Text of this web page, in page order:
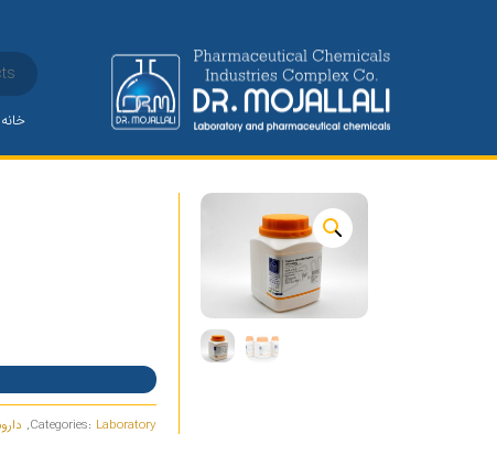
خانه
کلسیم کلراید دی هیدرات
Categories: Laboratory
,